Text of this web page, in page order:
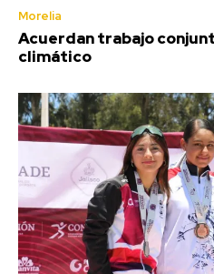
Morelia
Acuerdan trabajo
climático